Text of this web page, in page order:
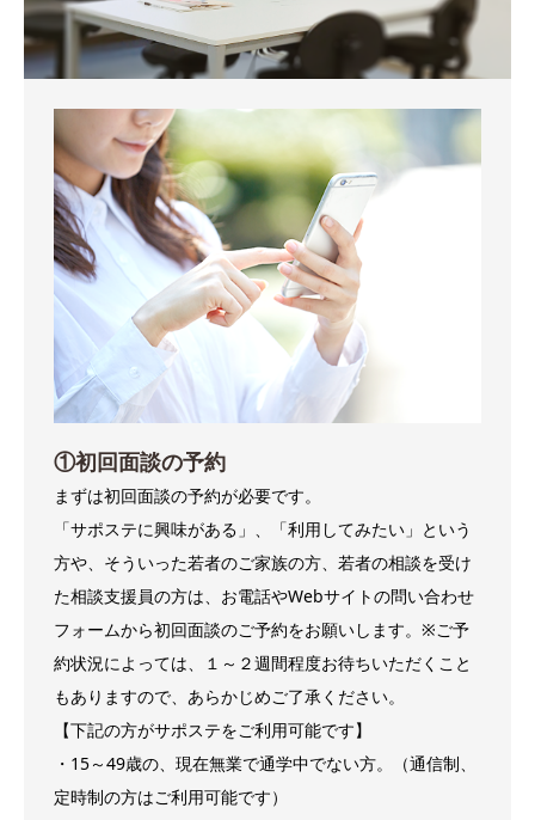
①初回面談の予約
まずは初回面談の予約が必要です。
「サポステに興味がある」、「利用してみたい」という
方や、そういった若者のご家族の方、若者の相談を受け
た相談支援員の方は、お電話やWebサイトの問い合わせ
フォームから初回面談のご予約をお願いします。※ご予
約状況によっては、１～２週間程度お待ちいただくこと
もありますので、あらかじめご了承ください。
【下記の方がサポステをご利用可能です】
・15～49歳の、現在無業で通学中でない方。（通信制、
定時制の方はご利用可能です）